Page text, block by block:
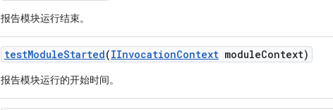
报告模块运行结束。
testModuleStarted(IInvocationContext moduleContext)
报告模块运行的开始时间。